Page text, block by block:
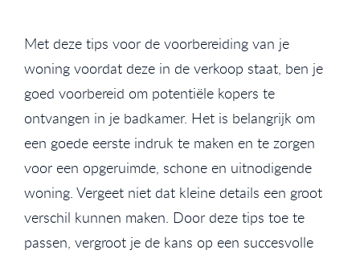
Met deze tips voor de voorbereiding van je
woning voordat deze in de verkoop staat, ben je
goed voorbereid om potentiële kopers te
ontvangen in je badkamer. Het is belangrijk om
een goede eerste indruk te maken en te zorgen
voor een opgeruimde, schone en uitnodigende
woning. Vergeet niet dat kleine details een groot
verschil kunnen maken. Door deze tips toe te
passen, vergroot je de kans op een succesvolle